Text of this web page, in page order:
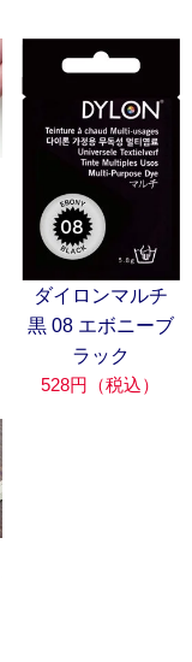
ダイロンマルチ
黒 08 エボニーブ
ラック
528円（税込）